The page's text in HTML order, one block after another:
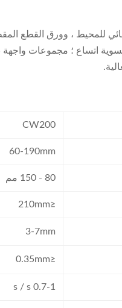
للمحيط ، وورق القطع
اتساع ؛ مجموعات
CW200
60-190mm
80 - 150 مم
≤210mm
3-7mm
≤0.35mm
0.7-1 s / s